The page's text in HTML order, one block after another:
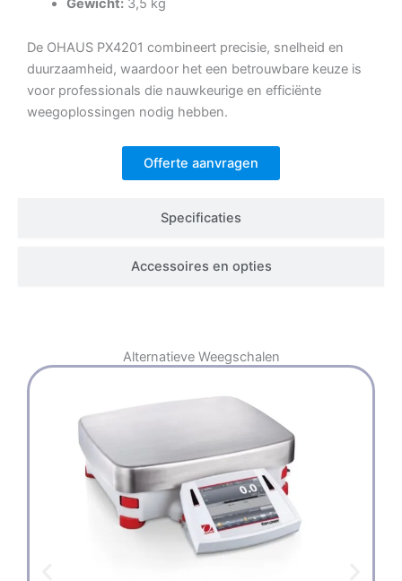
Specificaties
Accessoires en opties
Gewicht: 3,5 kg
De OHAUS PX4201 combineert precisie, snelheid en
duurzaamheid, waardoor het een betrouwbare keuze is
voor professionals die nauwkeurige en efficiënte
weegoplossingen nodig hebben.
Offerte aanvragen
Alternatieve Weegschalen